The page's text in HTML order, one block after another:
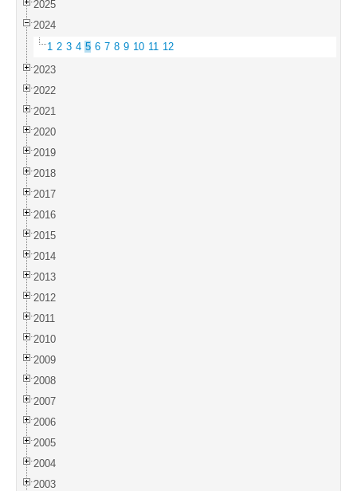
2025
2024
1 2 3 4 5 6 7 8 9 10 11 12
2023
2022
2021
2020
2019
2018
2017
2016
2015
2014
2013
2012
2011
2010
2009
2008
2007
2006
2005
2004
2003